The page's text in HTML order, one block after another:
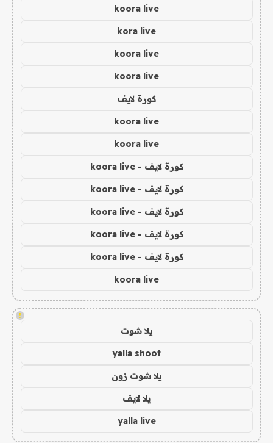
koora live
kora live
koora live
koora live
كورة لايف
koora live
koora live
كورة لايف - koora live
كورة لايف - koora live
كورة لايف - koora live
كورة لايف - koora live
كورة لايف - koora live
koora live
!
يلا شوت
yalla shoot
يلا شوت زون
يلا لايف
yalla live